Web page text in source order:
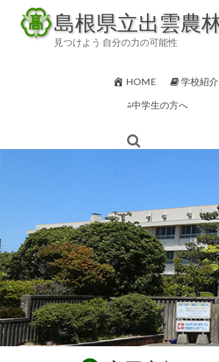
content
島根県立出雲農
見つけよう 自分の力の可能性
HOME 学校紹介
⁂中学生の方へ